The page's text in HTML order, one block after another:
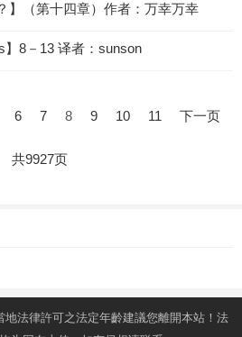
】（第十四章）作者：万幸万幸
】8－13 译者：sunson
6 7 8 9 10 11 下一页
共9927页
法律許可之法定年齡建議您離開本站！法